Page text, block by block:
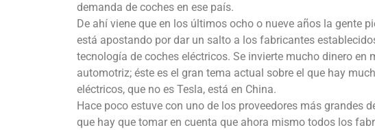
demanda de coches en ese país.
De ahí viene que en los últimos ocho o nueve años la gente
está apostando por dar un salto a los fabricantes
tecnología de coches eléctricos. Se invierte mucho dinero
automotriz; éste es el gran tema actual sobre el que hay
eléctricos, que no es Tesla, está en China.
Hace poco estuve con uno de los proveedores más grandes
que hay que tomar en cuenta que ahora mismo todos los